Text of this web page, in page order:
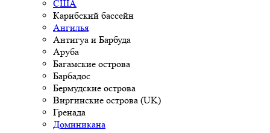
США
Карибский бассейн
Ангилья
Антигуа и Барбуда
Аруба
Багамские острова
Барбадос
Бермудские острова
Виргинские острова (UK)
Гренада
Доминикана